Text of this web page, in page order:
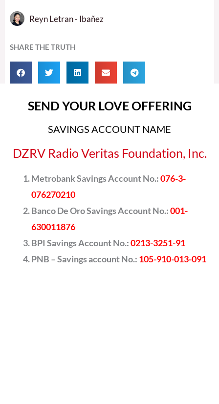
Reyn Letran - Ibañez
SHARE THE TRUTH
SEND YOUR LOVE OFFERING
SAVINGS ACCOUNT NAME
DZRV Radio Veritas Foundation, Inc.
Metrobank Savings Account No.:076-3-
076270210
Banco De Oro Savings Account No.:001-
630011876
BPI Savings Account No.:0213-3251-91
PNB – Savings account No.: 105-910-013-091